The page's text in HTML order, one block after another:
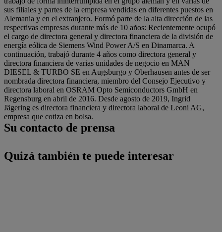
sus filiales y partes de la empresa vendidas en diferentes puestos en
Alemania y en el extranjero. Formó parte de la alta dirección de las
respectivas empresas durante más de 10 años: Recientemente ocupó
el cargo de directora general y directora financiera de la división de
energía eólica de Siemens Wind Power A/S en Dinamarca. A
continuación, trabajó durante 4 años como directora general y
directora financiera de varias unidades de negocio en MAN
DIESEL & TURBO SE en Augsburgo y Oberhausen antes de ser
nombrada directora financiera, miembro del Consejo Ejecutivo y
directora laboral en OSRAM Opto Semiconductors GmbH en
Regensburg en abril de 2016. Desde agosto de 2019, Ingrid
Jägering es directora financiera y directora laboral de Leoni AG,
empresa que cotiza en bolsa.
Su contacto de prensa
Quizá también te puede interesar